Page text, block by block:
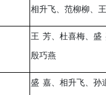
相升飞、范柳柳、王
王 芳、杜喜梅、盛
殷巧燕
盛 嘉、相升飞、孙